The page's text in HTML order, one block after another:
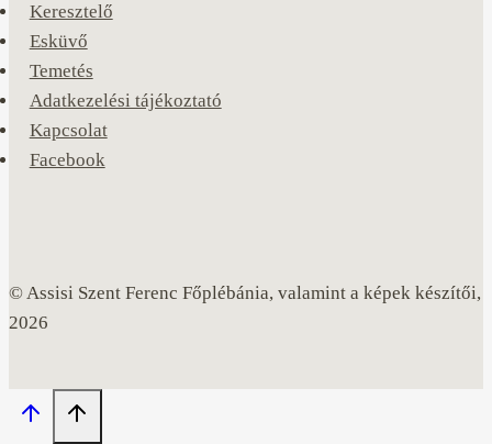
Keresztelő
Esküvő
Temetés
Adatkezelési tájékoztató
Kapcsolat
Facebook
© Assisi Szent Ferenc Főplébánia, valamint a képek készítői,
2026